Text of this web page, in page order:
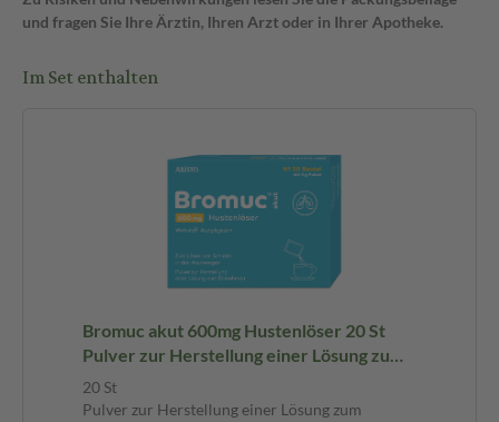
und fragen Sie Ihre Ärztin, Ihren Arzt oder in Ihrer Apotheke.
Im Set enthalten
Bromuc akut 600mg Hustenlöser 20 St
Pulver zur Herstellung einer Lösung zum
Einnehmen
20 St
Pulver zur Herstellung einer Lösung zum